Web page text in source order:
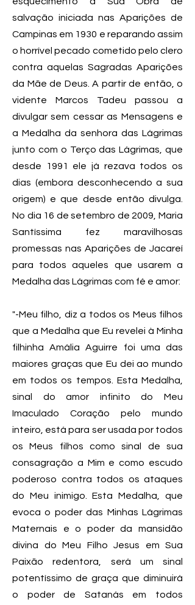
salvação iniciada nas Aparições de
Campinas em 1930 e reparando assim
o horrível pecado cometido pelo clero
contra aquelas Sagradas Aparições
da Mãe de Deus. A partir de então, o
vidente Marcos Tadeu passou a
divulgar sem cessar as Mensagens e
a Medalha da senhora das Lágrimas
junto com o Terço das Lágrimas, que
desde 1991 ele já rezava todos os
dias (embora desconhecendo a sua
origem) e que desde então divulga.
No dia 16 de setembro de 2009, Maria
Santíssima fez maravilhosas
promessas nas Aparições de Jacareí
para todos aqueles que usarem a
Medalha das Lágrimas com fé e amor:
"-Meu filho, diz a todos os Meus filhos
que a Medalha que Eu revelei à Minha
filhinha Amália Aguirre foi uma das
maiores graças que Eu dei ao mundo
em todos os tempos. Esta Medalha,
sinal do amor infinito do Meu
Imaculado Coração pelo mundo
inteiro, está para ser usada por todos
os Meus filhos como sinal de sua
consagração a Mim e como escudo
poderoso contra todos os ataques
do Meu inimigo. Esta Medalha, que
evoca o poder das Minhas Lágrimas
Maternais e o poder da mansidão
divina do Meu Filho Jesus em Sua
Paixão redentora, será um sinal
potentíssimo de graça que diminuirá
o poder de Satanás em todos